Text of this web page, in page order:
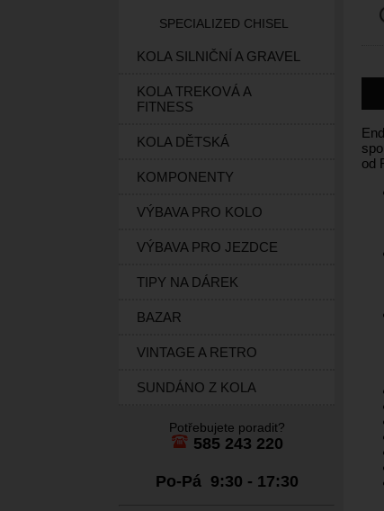
SPECIALIZED CHISEL
KOLA SILNIČNÍ A GRAVEL
KOLA TREKOVÁ A
FITNESS
KOLA DĚTSKÁ
KOMPONENTY
VÝBAVA PRO KOLO
VÝBAVA PRO JEZDCE
TIPY NA DÁREK
BAZAR
VINTAGE A RETRO
SUNDÁNO Z KOLA
Potřebujete poradit?
585 243 220
Po-Pá 9:30 - 17:30
od